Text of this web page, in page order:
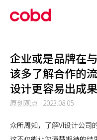
企业或是品牌在
该多了解合作的
设计更容易出成果
原创观点 2023.08.05
众所周知，了解VI设计公司